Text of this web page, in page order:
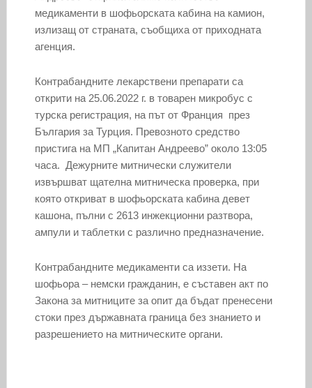
медикаменти в шофьорската кабина на камион,
излизащ от страната, съобщиха от приходната
агенция.
Контрабандните лекарствени препарати са
открити на 25.06.2022 г. в товарен микробус с
турска регистрация, на път от Франция през
България за Турция. Превозното средство
пристига на МП „Капитан Андреево” около 13:05
часа. Дежурните митнически служители
извършват щателна митническа проверка, при
която откриват в шофьорската кабина девет
кашона, пълни с 2613 инжекционни разтвора,
ампули и таблетки с различно предназначение.
Контрабандните медикаменти са иззети. На
шофьора – немски гражданин, е съставен акт по
Закона за митниците за опит да бъдат пренесени
стоки през държавната граница без знанието и
разрешението на митническите органи.